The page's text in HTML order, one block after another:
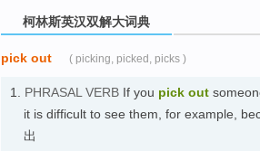
柯林斯英汉双解大词典
pick out ( picking, picked, picks )
1. PHRASAL VERB If you pick out
it is difficult to see them, for example,
出